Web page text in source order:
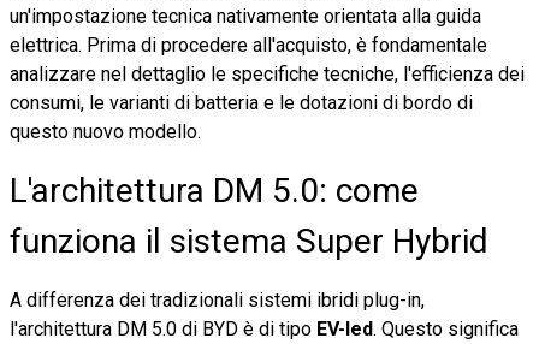
un'impostazione tecnica nativamente orientata alla guida
elettrica. Prima di procedere all'acquisto, è fondamentale
analizzare nel dettaglio le specifiche tecniche, l'efficienza dei
consumi, le varianti di batteria e le dotazioni di bordo di
questo nuovo modello.
L'architettura DM 5.0: come
funziona il sistema Super Hybrid
A differenza dei tradizionali sistemi ibridi plug-in,
l'architettura DM 5.0 di BYD è di tipo EV-led. Questo significa